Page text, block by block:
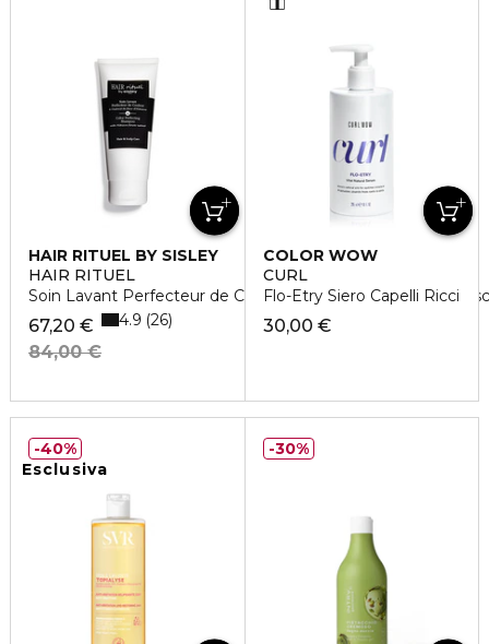
HAIR RITUEL BY SISLEY
HAIR RITUEL
Soin Lavant Perfecteur de Couleur à l'extrait de fleur
67,20 €
84,00 €
4.9 26
COLOR WOW
CURL
Flo-Etry Siero Capelli Ricci
30,00 €
Esclusiva
40% 30%